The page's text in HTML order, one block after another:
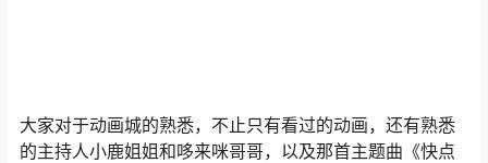
大家对于动画城的熟悉，不止只有看过的动画，还有熟悉
的主持人小鹿姐姐和哆来咪哥哥，以及那首主题曲《快点